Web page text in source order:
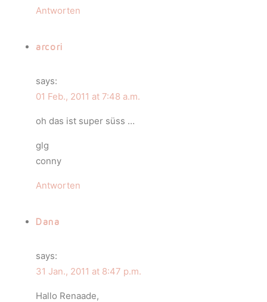
Antworten
arcori
says:
01 Feb., 2011 at 7:48 a.m.
oh das ist super süss …
glg
conny
Antworten
Dana
says:
31 Jan., 2011 at 8:47 p.m.
Hallo Renaade,